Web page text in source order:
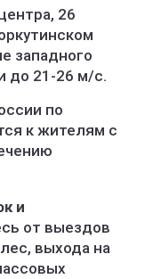
26
западного
до 21-26 м/с.
по
к жителям с
и
от выездов
выхода на